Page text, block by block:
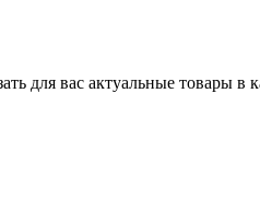
для вас актуальные товары в